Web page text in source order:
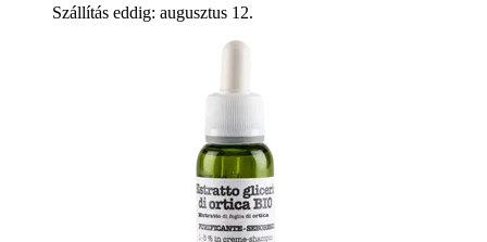
Szállítás eddig: augusztus 12.